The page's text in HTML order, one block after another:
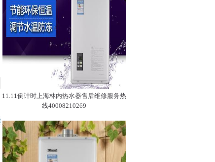
11.11倒计时上海林内热水器售后维修服务热
线40008210269